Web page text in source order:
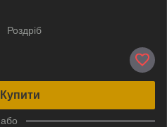
Роздріб
Купити
або